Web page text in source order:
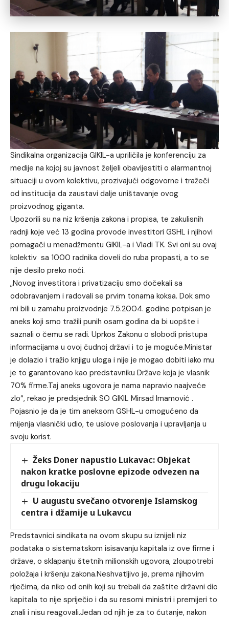
Sindikalna organizacija GIKIL-a upriličila je konferenciju za
medije na kojoj su javnost željeli obavijestiti o alarmantnoj
situaciji u ovom kolektivu, prozivajući odgovorne i tražeči
od institucija da zaustavi dalje uništavanje ovog
proizvodnog giganta.
Upozorili su na niz kršenja zakona i propisa, te zakulisnih
radnji koje već 13 godina provode investitori GSHL i njihovi
pomagači u menadžmentu GIKIL-a i Vladi TK. Svi oni su ovaj
kolektiv sa 1000 radnika doveli do ruba propasti, a to se
nije desilo preko noći.
„Novog investitora i privatizaciju smo dočekali sa
odobravanjem i radovali se prvim tonama koksa. Dok smo
mi bili u zamahu proizvodnje 7.5.2004. godine potpisan je
aneks koji smo tražili punih osam godina da bi uopšte i
saznali o čemu se radi. Uprkos Zakonu o slobodi pristupa
informacijama u ovoj čudnoj državi i to je moguće.Ministar
je dolazio i tražio knjigu uloga i nije je mogao dobiti iako mu
je to garantovano kao predstavniku Države koja je vlasnik
70% firme.Taj aneks ugovora je nama napravio naajveće
zlo“, rekao je predsjednik SO GIKIL Mirsad Imamović .
Pojasnio je da je tim aneksom GSHL-u omogućeno da
mijenja vlasnički udio, te uslove poslovanja i upravljanja u
svoju korist.
Žeks Doner napustio Lukavac: Objekat
nakon kratke poslovne epizode odvezen na
drugu lokaciju
U augustu svečano otvorenje Islamskog
centra i džamije u Lukavcu
Predstavnici sindikata na ovom skupu su iznijeli niz
podataka o sistematskom isisavanju kapitala iz ove firme i
države, o sklapanju štetnih milionskih ugovora, zloupotrebi
položaja i kršenju zakona.Neshvatljivo je, prema njihovim
riječima, da niko od onih koji su trebali da zaštite državni dio
kapitala to nije spriječio i da su resorni ministri i premijeri to
znali i nisu reagovali.Jedan od njih je za to ćutanje, nakon